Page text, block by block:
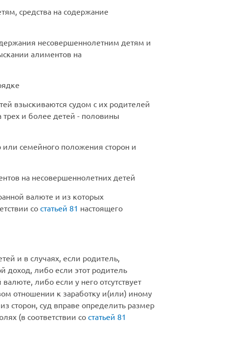
средства на содержание
несовершеннолетним детям и
алиментов на
взыскиваются судом с их родителей
трех и более детей - половины
семейного положения сторон и
на несовершеннолетних детей
валюте и из которых
со статьей 81 настоящего
и в случаях, если родитель,
доход, либо если этот родитель
либо если у него отсутствует
отношении к заработку и(или) иному
сторон, суд вправе определить размер
(в соответствии со статьей 81